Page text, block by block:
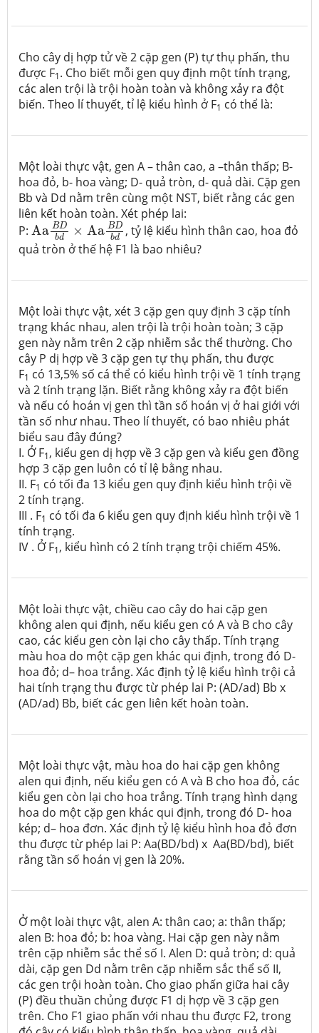
Cho cây dị hợp tử về 2 cặp gen (P) tự thụ phấn, thu
được F1. Cho biết mỗi gen quy định một tính trạng,
các alen trội là trội hoàn toàn và không xảy ra đột
biến. Theo lí thuyết, tỉ lệ kiểu hình ở F1 có thể là:
Một loài thực vật, gen A – thân cao, a –thân thấp; B-
hoa đỏ, b- hoa vàng; D- quả tròn, d- quả dài. Cặp gen
Bb và Dd nằm trên cùng một NST, biết rằng các gen
liên kết hoàn toàn. Xét phép lai:
P: Aa BD
bd × Aa BD
bd
AaBDbd× AaBDbd
, tỷ lệ kiểu hình thân cao, hoa đỏ
quả tròn ở thế hệ F1 là bao nhiêu?
Một loài thực vật, xét 3 cặp gen quy định 3 cặp tính
trạng khác nhau, alen trội là trội hoàn toàn; 3 cặp
gen này nằm trên 2 cặp nhiễm sắc thể thường. Cho
cây P dị hợp về 3 cặp gen tự thụ phấn, thu được
F1 có 13,5% số cá thể có kiểu hình trội về 1 tính trạng
và 2 tính trạng lặn. Biết rằng không xảy ra đột biến
và nếu có hoán vị gen thì tần số hoán vị ở hai giới với
tần số như nhau. Theo lí thuyết, có bao nhiêu phát
biểu sau đây đúng?
I. Ở F1, kiểu gen dị hợp về 3 cặp gen và kiểu gen đồng
hợp 3 cặp gen luôn có tỉ lệ bằng nhau.
II. F1 có tối đa 13 kiểu gen quy định kiểu hình trội về
2 tính trạng.
III . F1 có tối đa 6 kiểu gen quy định kiểu hình trội về 1
tính trạng.
IV . Ở F1, kiểu hình có 2 tính trạng trội chiếm 45%.
Một loài thực vật, chiều cao cây do hai cặp gen
không alen qui định, nếu kiểu gen có A và B cho cây
cao, các kiểu gen còn lại cho cây thấp. Tính trạng
màu hoa do một cặp gen khác qui định, trong đó D-
hoa đỏ; d– hoa trắng. Xác định tỷ lệ kiểu hình trội cả
hai tính trạng thu được từ phép lai P: (AD/ad) Bb x
(AD/ad) Bb, biết các gen liên kết hoàn toàn.
Một loài thực vật, màu hoa do hai cặp gen không
alen qui định, nếu kiểu gen có A và B cho hoa đỏ, các
kiểu gen còn lại cho hoa trắng. Tính trạng hình dạng
hoa do một cặp gen khác qui định, trong đó D- hoa
kép; d– hoa đơn. Xác định tỷ lệ kiểu hình hoa đỏ đơn
thu được từ phép lai P: Aa(BD/bd) x Aa(BD/bd), biết
rằng tần số hoán vị gen là 20%.
Ở một loài thực vật, alen A: thân cao; a: thân thấp;
alen B: hoa đỏ; b: hoa vàng. Hai cặp gen này nằm
trên cặp nhiễm sắc thể số I. Alen D: quả tròn; d: quả
dài, cặp gen Dd nằm trên cặp nhiễm sắc thể số II,
các gen trội hoàn toàn. Cho giao phấn giữa hai cây
(P) đều thuần chủng được F1 dị hợp về 3 cặp gen
trên. Cho F1 giao phấn với nhau thu được F2, trong